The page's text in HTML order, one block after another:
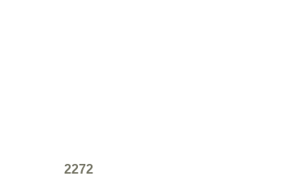
2272